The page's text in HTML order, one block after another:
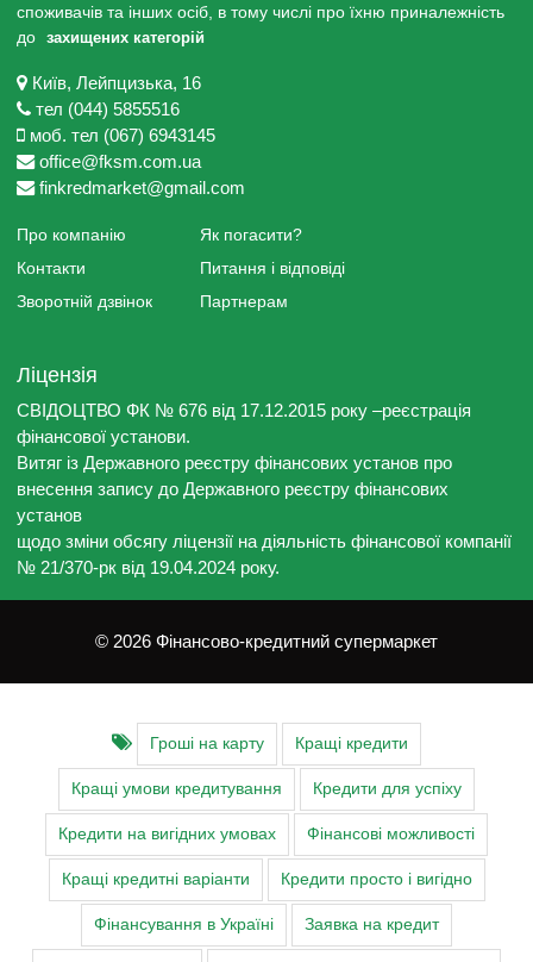
споживачів та інших осіб, в тому числі про їхню приналежність
до
захищених категорій
Київ, Лейпцизька, 16
тел (044) 5855516
моб. тел (067) 6943145
office@fksm.com.ua
finkredmarket@gmail.com
Про компанію
Контакти
Зворотній дзвінок
Як погасити?
Питання і відповіді
Партнерам
Ліцензія
СВІДОЦТВО ФК № 676 від 17.12.2015 року –реєстрація
фінансової установи.
Витяг із Державного реєстру фінансових установ про
внесення запису до Державного реєстру фінансових
установ
щодо зміни обсягу ліцензії на діяльність фінансової компанії
№ 21/370-рк від 19.04.2024 року.
© 2026 Фінансово-кредитний супермаркет
Гроші на карту Кращі кредити
Кращі умови кредитування Кредити для успіху
Кредити на вигідних умовах Фінансові можливості
Кращі кредитні варіанти Кредити просто і вигідно
Фінансування в Україні Заявка на кредит